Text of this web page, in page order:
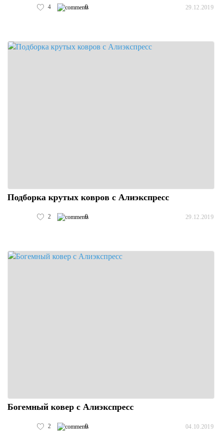
4 0 29.12.2019
Подборка крутых ковров с Алиэкспресс
2 0 29.12.2019
Богемный ковер с Алиэкспресс
2 0 04.10.2019